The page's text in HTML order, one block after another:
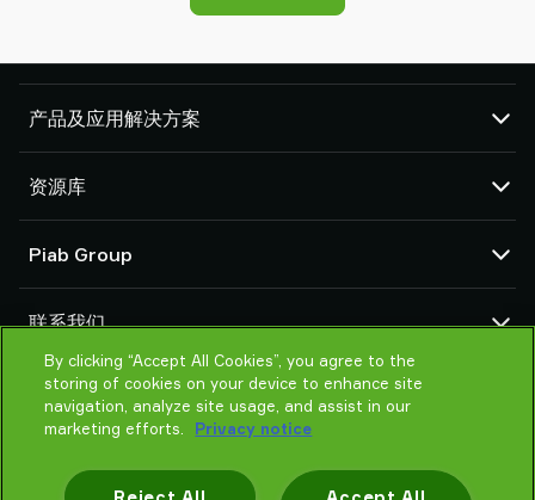
产品及应用解决方案
吸盘和软爪
机器人臂端工具 (EOAT) 部件
机器人和 Cobot 抓取解决方案
系统和解决方案配件
粉末和大颗粒物品真空输送机
资源库
产品在线配置
货物销售通用条款
隐私声明
Piab Group
组织结构
行为准则
Piab 新闻
联系我们
联系我们
找寻Piab 伙伴
常见问题
By clicking “Accept All Cookies”, you agree to the
storing of cookies on your device to enhance site
navigation, analyze site usage, and assist in our
marketing efforts.
Privacy notice